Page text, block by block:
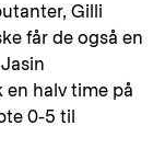
Gilli
får de også en
halv time på
0-5 til